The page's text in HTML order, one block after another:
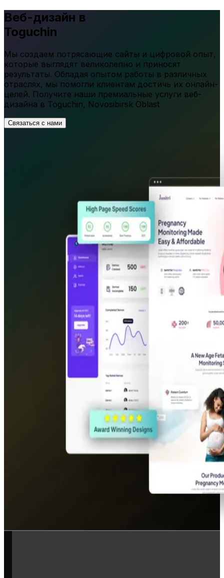
Веб-дизайн в
Toguchin
Мы создаем потрясающие сайты и цифровой опыт,
которые выглядят великолепно и приносят
результаты. Обладая опытом работы в различных
отраслях, мы помогли клиентам достичь их онлайн-
целей. Получите наши премиальные услуги веб-
дизайна в Toguchin, Novosibirsk Oblast
Связаться с нами